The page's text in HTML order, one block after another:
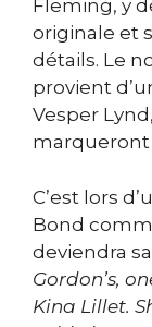
Fleming, y
originale et
détails. Le
provient
Vesper
C’est lors
Bond
deviendra
Gordon’s,
Kina Lillet.